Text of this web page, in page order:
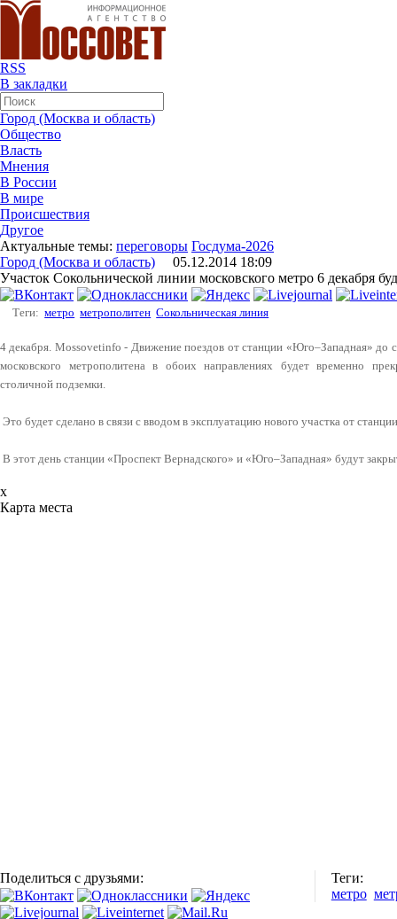
RSS
В закладки
Город (Москва и область)
Общество
Власть
Мнения
В России
В мире
Происшествия
Другое
Актуальные темы: переговоры Госдума-2026
Город (Москва и область) 05.12.2014 18:09
Участок Сокольнической линии московского метро 6 декабря
Теги: метро метрополитен Сокольническая линия
4 декабря. Mossovetinfo - Движение поездов от станции «Юго‒Западная» до
московского метрополитена в обоих направлениях будет временно
столичной подземки.
Это будет сделано в связи с вводом в эксплуатацию нового участка от
В этот день станции «Проспект Вернадского» и «Юго‒Западная» будут
x
Карта места
Поделиться с друзьями:
Теги:
метро